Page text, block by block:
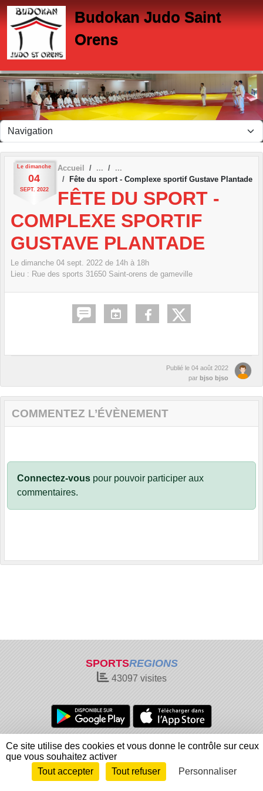
Budokan Judo Saint
Orens
Le dimanche
04
SEPT. 2022
Accueil
Fête du sport - Complexe sportif Gustave Plantade
FÊTE DU SPORT -
COMPLEXE SPORTIF
GUSTAVE PLANTADE
Le dimanche 04 sept. 2022 de 14h à 18h
Lieu : Rue des sports 31650 Saint-orens de gameville
Publié le 04 août 2022
par bjso bjso
COMMENTEZ L’ÉVÈNEMENT
Connectez-vous pour pouvoir participer aux
commentaires.
SPORTSREGIONS
43097 visites
Charte cookies
Gestion des cookies
Informations légales
Signaler un contenu inapproprié
Envie de participer ?
Connexion
Panneau de gestion des cookies
Ce site utilise des cookies et vous donne le contrôle sur ceux
que vous souhaitez activer
Tout accepter
Tout refuser Personnaliser